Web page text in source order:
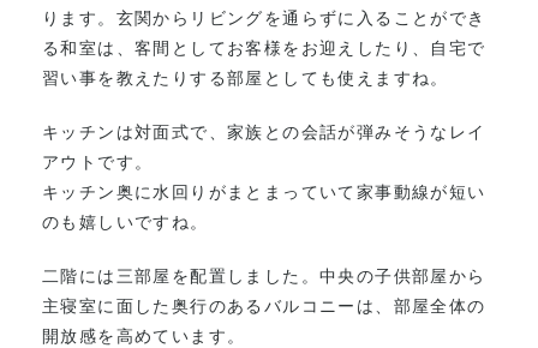
ります。玄関からリビングを通らずに入ることができ
る和室は、客間としてお客様をお迎えしたり、自宅で
習い事を教えたりする部屋としても使えますね。
キッチンは対面式で、家族との会話が弾みそうなレイ
アウトです。
キッチン奥に水回りがまとまっていて家事動線が短い
のも嬉しいですね。
二階には三部屋を配置しました。中央の子供部屋から
主寝室に面した奥行のあるバルコニーは、部屋全体の
開放感を高めています。